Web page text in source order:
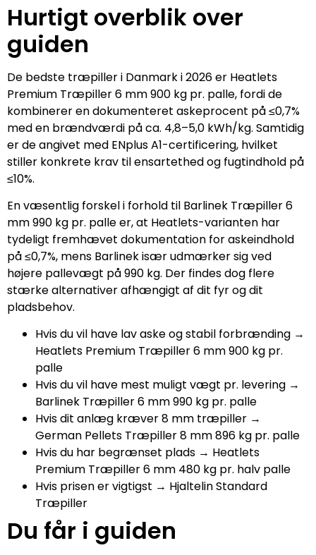
Hurtigt overblik over
guiden
De bedste træpiller i Danmark i 2026 er Heatlets
Premium Træpiller 6 mm 900 kg pr. palle, fordi de
kombinerer en dokumenteret askeprocent på ≤0,7%
med en brændværdi på ca. 4,8–5,0 kWh/kg. Samtidig
er de angivet med ENplus A1-certificering, hvilket
stiller konkrete krav til ensartethed og fugtindhold på
≤10%.
En væsentlig forskel i forhold til Barlinek Træpiller 6
mm 990 kg pr. palle er, at Heatlets-varianten har
tydeligt fremhævet dokumentation for askeindhold
på ≤0,7%, mens Barlinek især udmærker sig ved
højere pallevægt på 990 kg. Der findes dog flere
stærke alternativer afhængigt af dit fyr og dit
pladsbehov.
Hvis du vil have lav aske og stabil forbrænding →
Heatlets Premium Træpiller 6 mm 900 kg pr.
palle
Hvis du vil have mest muligt vægt pr. levering →
Barlinek Træpiller 6 mm 990 kg pr. palle
Hvis dit anlæg kræver 8 mm træpiller →
German Pellets Træpiller 8 mm 896 kg pr. palle
Hvis du har begrænset plads → Heatlets
Premium Træpiller 6 mm 480 kg pr. halv palle
Hvis prisen er vigtigst → Hjaltelin Standard
Træpiller
Du får i guiden